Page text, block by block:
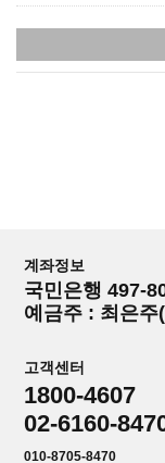
계좌정보
국민은행 497-
예금주 : 최은주
고객센터
1800-4607
02-6160-
010-8705-8470